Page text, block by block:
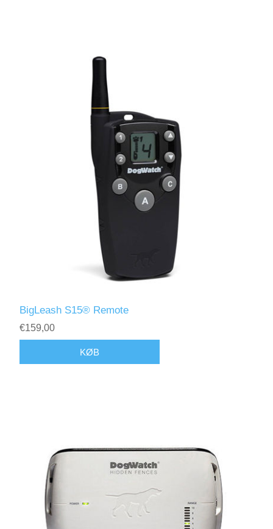
BigLeash S15® Remote
€159,00